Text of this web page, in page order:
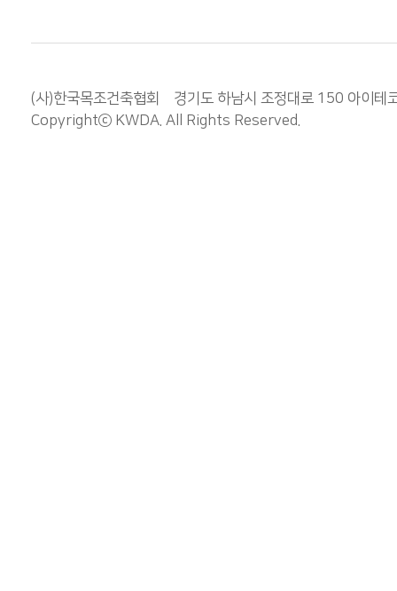
(사)한국목조건축협회 경기도 하남시 조정대로 150 아
Copyrightⓒ KWDA. All Rights Reserved.